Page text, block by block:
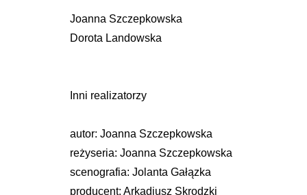
Joanna Szczepkowska
Dorota Landowska
Inni realizatorzy
autor: Joanna Szczepkowska
reżyseria: Joanna Szczepkowska
scenografia: Jolanta Gałązka
producent: Arkadiusz Skrodzki